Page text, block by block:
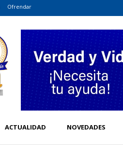
Ofrendar
ACTUALIDAD NOVEDADES